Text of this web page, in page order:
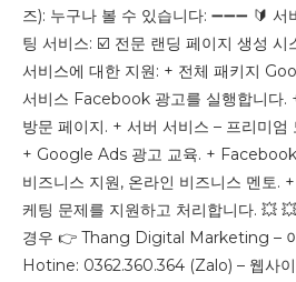
즈): 누구나 볼 수 있습니다: ➖➖➖ 🔰
팅 서비스: ☑️ 전문 랜딩 페이지 생성 시
서비스에 대한 지원: + 전체 패키지
서비스 Facebook 광고를 실행합니다.
방문 페이지. + 서버 서비스 – 프리미엄
+ Google Ads 광고 교육. +
비즈니스 지원, 온라인 비즈니스 멘토.
케팅 문제를 지원하고 처리합니다. 💥
경우 👉 Thang Digital Marketing –
Hotine: 0362.360.364 (Zalo) – 웹사이